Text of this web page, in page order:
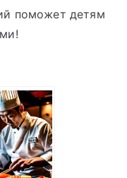
поможет детям